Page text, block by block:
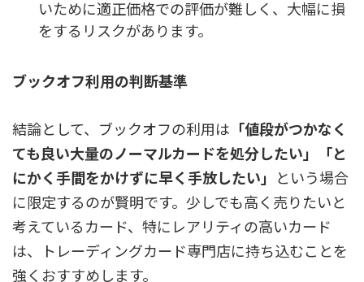
いために適正価格での評価が難しく、大幅に損
をするリスクがあります。
ブックオフ利用の判断基準
結論として、ブックオフの利用は 「値段がつかなく
ても良い大量のノーマルカードを処分したい」「と
にかく手間をかけずに早く手放したい」 という場合
に限定するのが賢明です。少しでも高く売りたいと
考えているカード、特にレアリティの高いカード
は、トレーディングカード専門店に持ち込むことを
強くおすすめします。